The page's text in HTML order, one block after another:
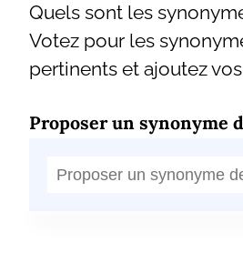
Quels sont les
Votez pour les
pertinents et ajoutez
Proposer un synonyme